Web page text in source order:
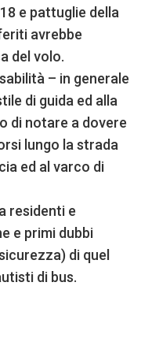
e pattuglie della
avrebbe
del volo.
– in generale
di guida ed alla
di notare a dovere
lungo la strada
ed al varco di
residenti e
e primi dubbi
di quel
di bus.